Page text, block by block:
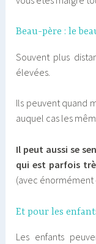
Beau-père : le
Souvent plus
élevées.
Ils peuvent quand
auquel cas les
Il peut aussi se
qui est parfois
(avec énormément
Et pour les
Les enfants